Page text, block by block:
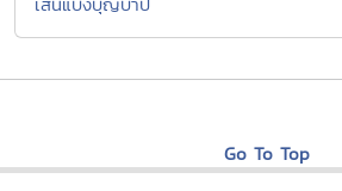
Go To Top